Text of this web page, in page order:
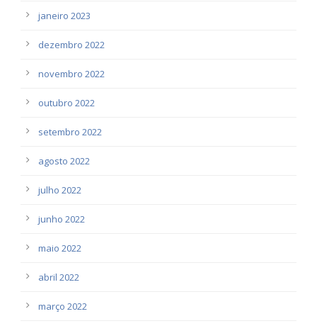
janeiro 2023
dezembro 2022
novembro 2022
outubro 2022
setembro 2022
agosto 2022
julho 2022
junho 2022
maio 2022
abril 2022
março 2022